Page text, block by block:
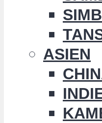
ASIEN